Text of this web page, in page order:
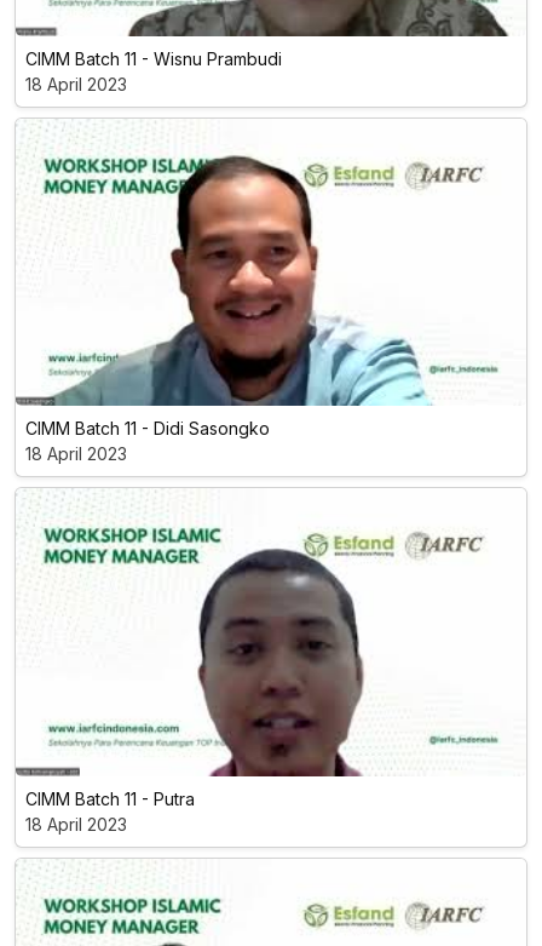
CIMM Batch 11 - Wisnu Prambudi
18 April 2023
CIMM Batch 11 - Didi Sasongko
18 April 2023
CIMM Batch 11 - Putra
18 April 2023